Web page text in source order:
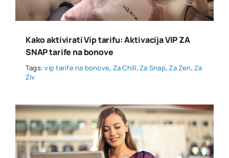
Kako aktivirati Vip tarifu: Aktivacija VIP ZA
SNAP tarife na bonove
Tags:vip tarife na bonove, Za Chill,Za Snap,Za Zen,Za
Ziv